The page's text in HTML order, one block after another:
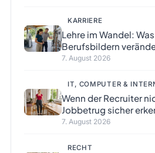
KARRIERE
Lehre im Wandel:
Berufsbildern
7. August 2026
IT, COMPUTER &
Wenn der Recruiter
Jobbetrug sicher
7. August 2026
RECHT